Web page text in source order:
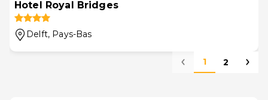
Hotel Royal Bridges
Delft, Pays-Bas
1 2